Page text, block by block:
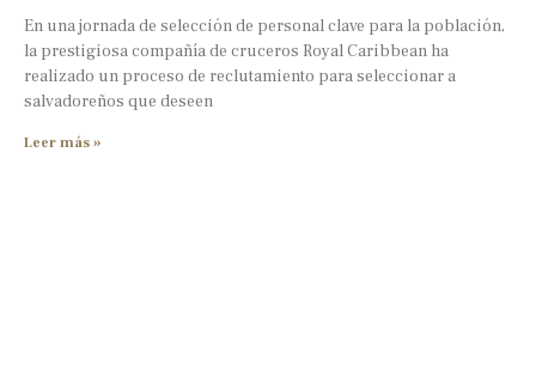
En una jornada de selección de personal clave para la población,
la prestigiosa compañía de cruceros Royal Caribbean ha
realizado un proceso de reclutamiento para seleccionar a
salvadoreños que deseen
Leer más »